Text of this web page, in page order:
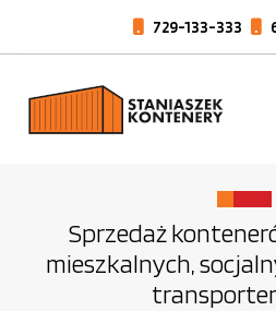
729-133-333
Sprzedaż
mieszkalnych,